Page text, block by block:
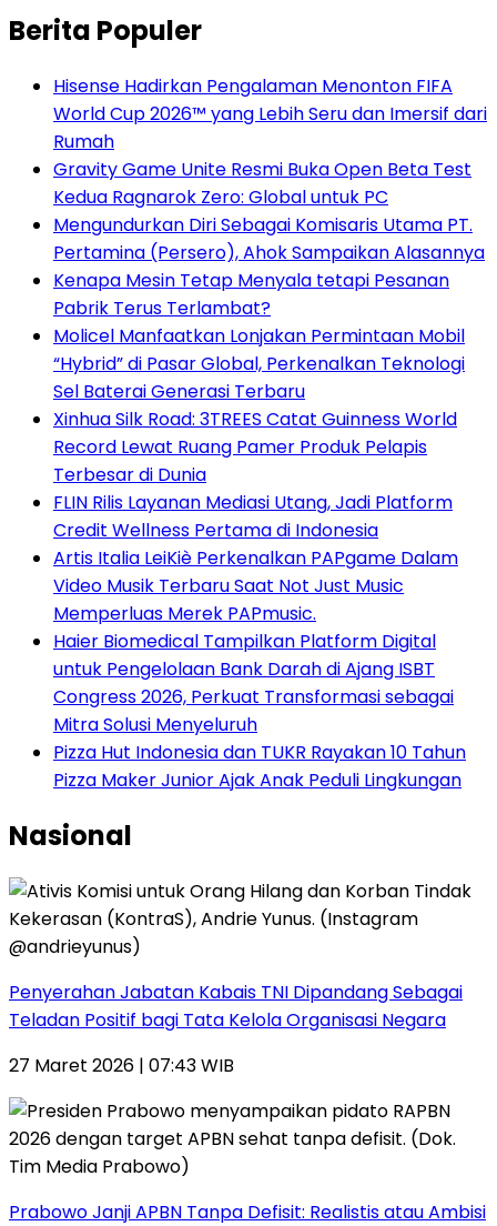
Berita Populer
Hisense Hadirkan Pengalaman Menonton FIFA
World Cup 2026™ yang Lebih Seru dan Imersif dari
Rumah
Gravity Game Unite Resmi Buka Open Beta Test
Kedua Ragnarok Zero: Global untuk PC
Mengundurkan Diri Sebagai Komisaris Utama PT.
Pertamina (Persero), Ahok Sampaikan Alasannya
Kenapa Mesin Tetap Menyala tetapi Pesanan
Pabrik Terus Terlambat?
Molicel Manfaatkan Lonjakan Permintaan Mobil
“Hybrid” di Pasar Global, Perkenalkan Teknologi
Sel Baterai Generasi Terbaru
Xinhua Silk Road: 3TREES Catat Guinness World
Record Lewat Ruang Pamer Produk Pelapis
Terbesar di Dunia
FLIN Rilis Layanan Mediasi Utang, Jadi Platform
Credit Wellness Pertama di Indonesia
Artis Italia LeiKiè Perkenalkan PAPgame Dalam
Video Musik Terbaru Saat Not Just Music
Memperluas Merek PAPmusic.
Haier Biomedical Tampilkan Platform Digital
untuk Pengelolaan Bank Darah di Ajang ISBT
Congress 2026, Perkuat Transformasi sebagai
Mitra Solusi Menyeluruh
Pizza Hut Indonesia dan TUKR Rayakan 10 Tahun
Pizza Maker Junior Ajak Anak Peduli Lingkungan
Nasional
Penyerahan Jabatan Kabais TNI Dipandang Sebagai
Teladan Positif bagi Tata Kelola Organisasi Negara
27 Maret 2026 | 07:43 WIB
Prabowo Janji APBN Tanpa Defisit: Realistis atau Ambisi